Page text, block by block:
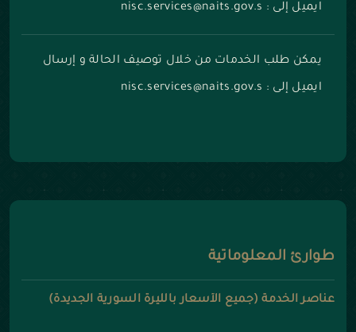
ايميل إلى : nisc.services@naits.gov.s
يمكن طلب الخدمات من خلال توصيف الحالة و إرسال
ايميل إلى : nisc.services@naits.gov.s
طوارئ المعلوماتية
عناصر الخدمة (جميع الأسعار بالليرة السورية الجديدة)